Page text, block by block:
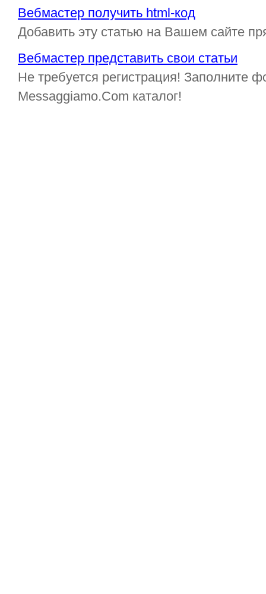
Вебмастер получить html-код
Добавить эту статью на Вашем сайте
Вебмастер представить свои статьи
Не требуется регистрация! Заполните
Messaggiamo.Com каталог!